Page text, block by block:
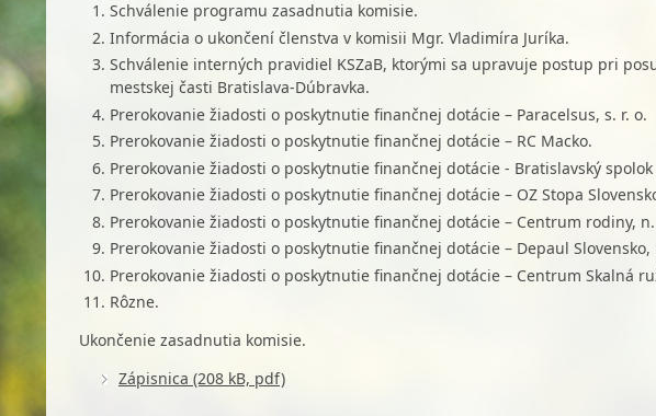
Schválenie programu zasadnutia komisie.
Informácia o ukončení členstva v komisii Mgr. Vladimíra Juríka.
Schválenie interných pravidiel KSZaB, ktorými sa upravuje postup pri
mestskej časti Bratislava-Dúbravka.
Prerokovanie žiadosti o poskytnutie finančnej dotácie – Paracelsus, s. r. o.
Prerokovanie žiadosti o poskytnutie finančnej dotácie – RC Macko.
Prerokovanie žiadosti o poskytnutie finančnej dotácie - Bratislavský
Prerokovanie žiadosti o poskytnutie finančnej dotácie – OZ Stopa
Prerokovanie žiadosti o poskytnutie finančnej dotácie – Centrum rodiny,
Prerokovanie žiadosti o poskytnutie finančnej dotácie – Depaul Slovensko,
Prerokovanie žiadosti o poskytnutie finančnej dotácie – Centrum Skalná
Rôzne.
Ukončenie zasadnutia komisie.
Zápisnica (208 kB, pdf)